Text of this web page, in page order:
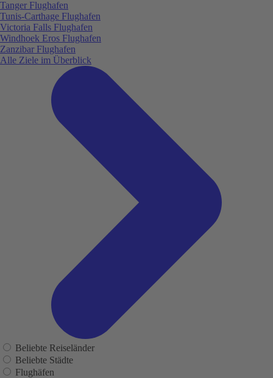
Tanger Flughafen
Tunis-Carthage Flughafen
Victoria Falls Flughafen
Windhoek Eros Flughafen
Zanzibar Flughafen
Alle Ziele im Überblick
Beliebte Reiseländer
Beliebte Städte
Flughäfen